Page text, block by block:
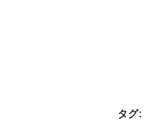
タグ: